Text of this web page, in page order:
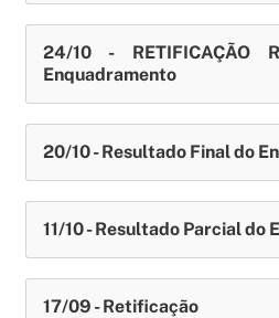
24/10 - RETIFICAÇÃO
Enquadramento
20/10 - Resultado Final do
11/10 - Resultado Parcial do
17/09 - Retificação